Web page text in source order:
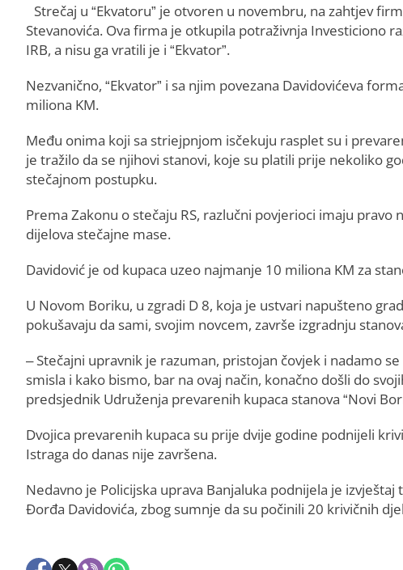
Strečaj u “Ekvatoru” je otvoren u novembru, na zahtjev
Stevanovića. Ova firma je otkupila potraživnja Investiciono
IRB, a nisu ga vratili je i “Ekvator”.
Nezvanično, “Ekvator” i sa njim povezana Davidovićeva
miliona KM.
Među onima koji sa striejpnjom isčekuju rasplet su i
je tražilo da se njihovi stanovi, koje su platili prije nekoliko
stečajnom postupku.
Prema Zakonu o stečaju RS, razlučni povjerioci imaju
dijelova stečajne mase.
Davidović je od kupaca uzeo najmanje 10 miliona KM za
U Novom Boriku, u zgradi D 8, koja je ustvari napušteno
pokušavaju da sami, svojim novcem, završe izgradnju
– Stečajni upravnik je razuman, pristojan čovjek i nadamo
smisla i kako bismo, bar na ovaj način, konačno došli do
predsjednik Udruženja prevarenih kupaca stanova “Novi
Dvojica prevarenih kupaca su prije dvije godine podnijeli
Istraga do danas nije završena.
Nedavno je Policijska uprava Banjaluka podnijela je
Đorđa Davidovića, zbog sumnje da su počinili 20 krivičnih